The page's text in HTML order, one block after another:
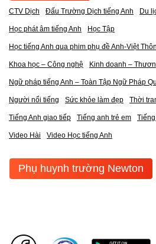
CTV Dịch Đấu Trường Dịch tiếng Anh Du
Học phát âm tiếng Anh Học Tập
Học tiếng Anh qua phim phụ đề Anh-Việt
Khoa học – Công nghệ Kinh doanh –
Ngữ pháp tiếng Anh – Toàn Tập Ngữ Pháp
Người nổi tiếng Sức khỏe làm đẹp Thời
Tiếng Anh giao tiếp Tiếng anh trẻ em
Video Hài Video Học tiếng Anh
Phụ huynh trường Newton